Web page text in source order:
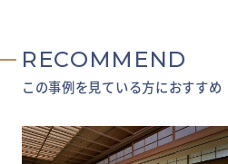
RECOMMEND
この事例を見ている方におすすめ